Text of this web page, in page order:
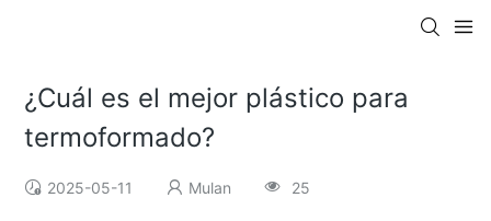
¿Cuál es el mejor plástico para
termoformado?
2025-05-11 Mulan 25